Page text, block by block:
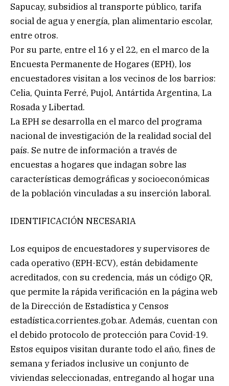
Sapucay, subsidios al transporte público, tarifa
social de agua y energía, plan alimentario escolar,
entre otros.
Por su parte, entre el 16 y el 22, en el marco de la
Encuesta Permanente de Hogares (EPH), los
encuestadores visitan a los vecinos de los barrios:
Celia, Quinta Ferré, Pujol, Antártida Argentina, La
Rosada y Libertad.
La EPH se desarrolla en el marco del programa
nacional de investigación de la realidad social del
país. Se nutre de información a través de
encuestas a hogares que indagan sobre las
características demográficas y socioeconómicas
de la población vinculadas a su inserción laboral.
IDENTIFICACIÓN NECESARIA
Los equipos de encuestadores y supervisores de
cada operativo (EPH-ECV), están debidamente
acreditados, con su credencia, más un código QR,
que permite la rápida verificación en la página web
de la Dirección de Estadística y Censos
estadística.corrientes.gob.ar. Además, cuentan con
el debido protocolo de protección para Covid-19.
Estos equipos visitan durante todo el año, fines de
semana y feriados inclusive un conjunto de
viviendas seleccionadas, entregando al hogar una